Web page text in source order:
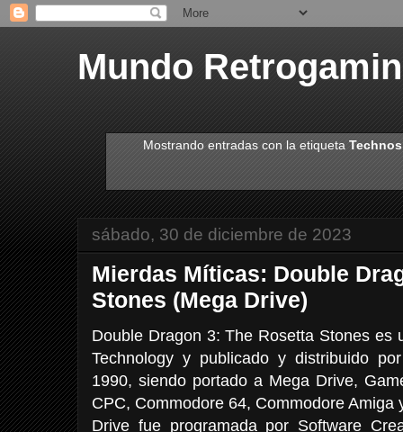
Mundo
Mostrando entradas con la etiquetaTechnos
sábado, 30 de diciembre de 2023
Mierdas Míticas: Double
Stones (Mega Drive)
Double Dragon 3: The Rosetta Stones es
Technology y publicado y distribuido
1990, siendo portado a Mega Drive,
CPC, Commodore 64, Commodore Amiga
Drive fue programada por Software